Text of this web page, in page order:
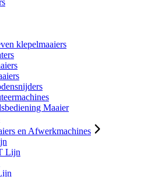
klepelmaaiers
Maaier
en Afwerkmachines
Lijn